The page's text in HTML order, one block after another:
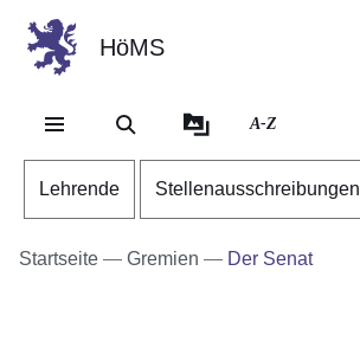
HöMS
A-Z
Lehrende Stellenausschreibungen
Startseite Gremien Der Senat